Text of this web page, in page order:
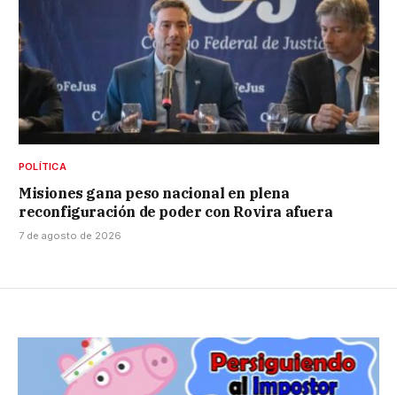
POLÍTICA
Misiones gana peso nacional en plena
reconfiguración de poder con Rovira afuera
7 de agosto de 2026